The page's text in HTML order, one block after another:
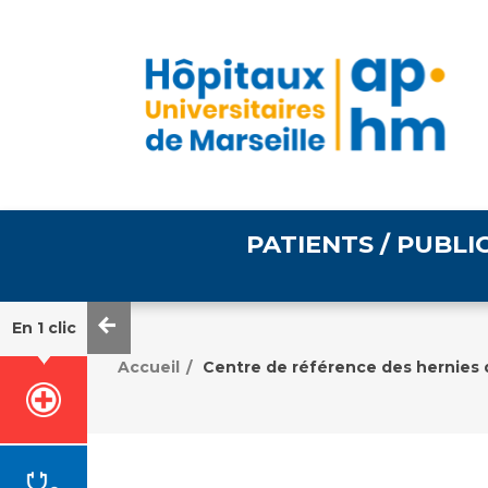
PATIENTS /
Informations pratiques
Égalité professionnelle
En 1 clic
Accueil / Centre de référence des hernies